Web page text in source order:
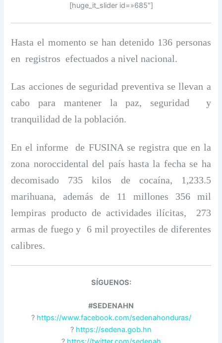
[huge_it_slider id=»685″]
Hasta el momento se han detenido 136 personas
en registros efectuados a nivel nacional.
Las acciones de seguridad preventiva se llevan a
cabo para mantener la paz, seguridad y
tranquilidad de la población.
En el informe de FUSINA se registra que en la
zona noroccidental del país hasta la fecha se ha
decomisado 735 kilos de cocaína, 1,233.5
marihuana, además de 11 millones 356 mil
lempiras producto de actividades ilícitas, 273
armas de fuego y 6 mil proyectiles de diferentes
calibres.
SÍGUENOS:
#SEDENAHN
? https://www.facebook.com/sedenahonduras/
? https://sedena.gob.hn